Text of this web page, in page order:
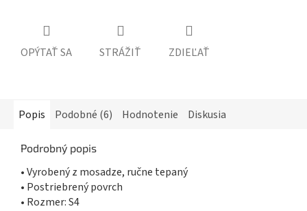
OPÝTAŤ SA STRÁŽIŤ ZDIEĽAŤ
Popis Podobné (6) Hodnotenie Diskusia
Podrobný popis
• Vyrobený z mosadze, ručne tepaný
• Postriebrený povrch
• Rozmer: S4